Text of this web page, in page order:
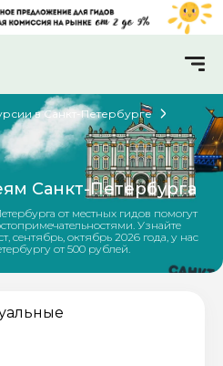
в Санкт-Петербурге
Санкт-Петербурга
от местных гидов помогут
Узнайте
сентябрь, октябрь 2026 года, у нас
от 500 рублей.